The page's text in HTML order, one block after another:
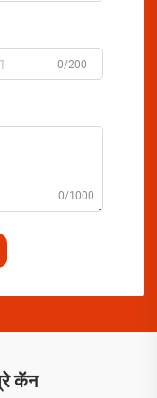
0/200
0/1000
कॅन